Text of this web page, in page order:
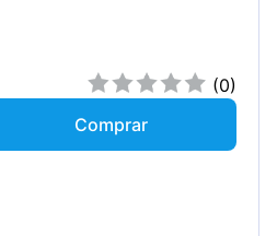
(0)
Comprar